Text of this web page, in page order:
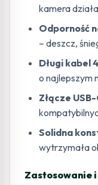
kamera
Odporność
– deszcz,
Długi kabel
o najlepszym
Złącze USB-
Solidna
wytrzymała
Zastosowanie